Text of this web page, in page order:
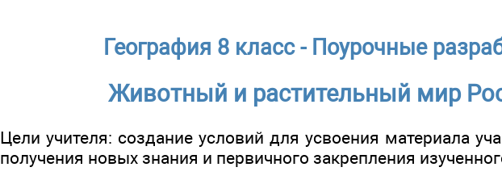
География 8 класс - Поурочные
Животный и растительный мир
Цели учителя: создание условий для усвоения материала
получения новых знания и первичного закрепления